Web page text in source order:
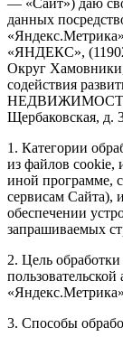
данных
«ЯНДЕКС»,
Округ
содействия
НЕДВИЖИМОСТЬ»
Щербаковская, д.
1. Категории
из файлов cookie,
иной программе,
сервисам Сайта),
обеспечении
запрашиваемых
2. Цель
3. Способы